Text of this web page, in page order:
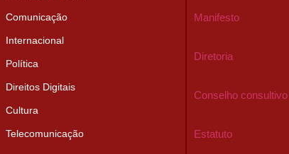
Comunicação
Internacional
Política
Direitos Digitais
Cultura
Telecomunicação
Manifesto
Diretoria
Conselho consultivo
Estatuto